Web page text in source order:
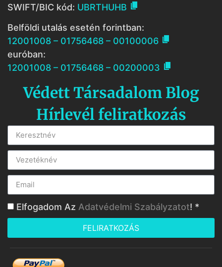
SWIFT/BIC kód: UBRTHUHB 
Belföldi utalás esetén forintban:
12001008 – 01756468 – 00100006 
euróban:
12001008 – 01756468 – 00200003 
Védett Társadalom Blog
Hírlevél feliratkozás
Elfogadom Az Adatvédelmi Szabályzatot! *
FELIRATKOZÁS